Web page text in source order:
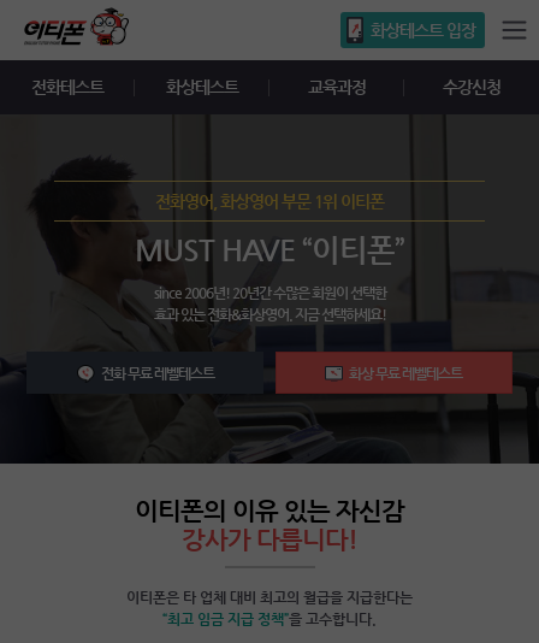
화상테스트 입장
전화테스트 화상테스트 교육과정 수강신청
전화영어, 화상영어 부문 1위 이티폰
MUST HAVE “이티폰”
since 2006년! 20년간 수많은 회원이 선택한
효과 있는 전화&화상영어. 지금 선택하세요!
전화 무료 레벨테스트 화상 무료 레벨테스트
이티폰의 이유 있는 자신감
강사가 다릅니다!
이티폰은 타 업체 대비 최고의 월급을 지급한다는
“최고 임금 지급 정책”을 고수합니다.